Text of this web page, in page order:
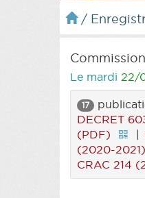
/
Le mardi 22/
17
DECRET
(PDF)
|
(2020-
CRAC 214